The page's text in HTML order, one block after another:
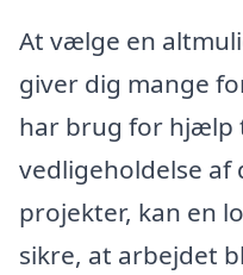
At vælge en
giver dig mange
har brug for hjælp
vedligeholdelse
projekter, kan en
sikre, at arbejdet